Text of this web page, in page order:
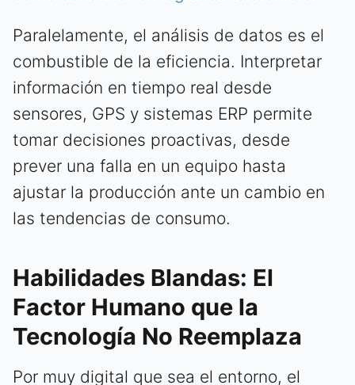
Paralelamente, el análisis de datos es el
combustible de la eficiencia. Interpretar
información en tiempo real desde
sensores, GPS y sistemas ERP permite
tomar decisiones proactivas, desde
prever una falla en un equipo hasta
ajustar la producción ante un cambio en
las tendencias de consumo.
Habilidades Blandas: El
Factor Humano que la
Tecnología No Reemplaza
Por muy digital que sea el entorno, el